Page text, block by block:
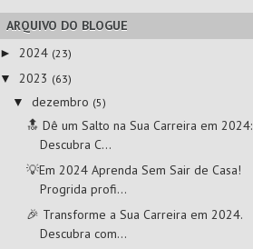
ARQUIVO DO BLOGUE
► 2024 (23)
▼ 2023 (63)
▼dezembro (5)
🔝 Dê um Salto na Sua Carreira em 2024:
Descubra C...
💡Em 2024 Aprenda Sem Sair de Casa!
Progrida profi...
🎉 Transforme a Sua Carreira em 2024.
Descubra com...